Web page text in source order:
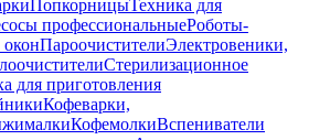
ПопкорницыТехника для
профессиональныеРоботы-
ПароочистителиЭлектровеники,
Стерилизационное
для приготовления
Кофеварки,
КофемолкиВспениватели